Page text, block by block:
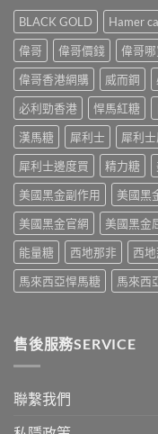
到
聰
明
替
代
方
案
一
次
解
析〉
中
法
＋
預
防
再
發，
完
整
略
一
次
看〉
中
什
麼
危
害：
從
劑
量、
副
用
到
死
線
的
完
拆
解〉
中
改
變
性
功
能
障
礙
治
的
突
破
性
藥
物〉
中
BLACK GOLD Hamer
偉哥
偉哥價錢 偉哥哪
偉哥香港網購
威而鋼
必利勁香港
悍馬紅糖
漢馬糖
犀利士 犀利
犀利士邊度買
精力糖
美國黑金副作用
美國黑
美國黑金官網
美國黑金
能量糖
西地那非 西
馬來西亞悍馬糖
馬來西
售後服務SERVICE
聯繫我們